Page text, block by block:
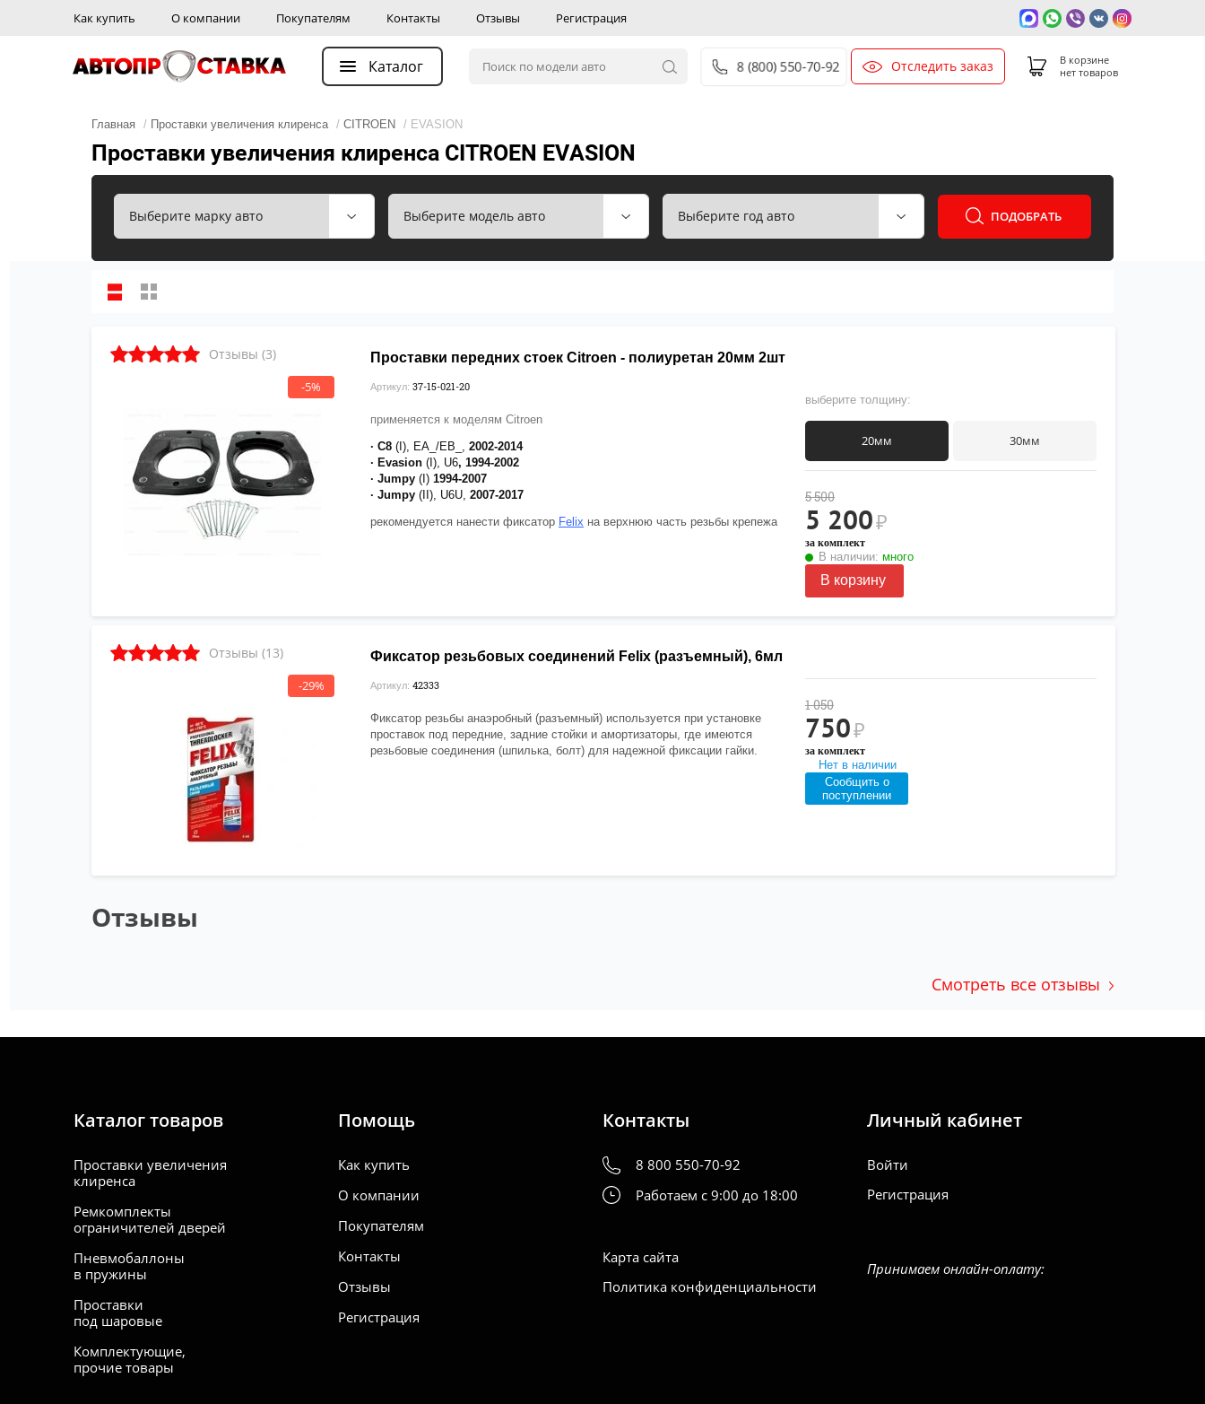
Как купить О компании Покупателям Контакты Отзывы Регистрация
Каталог 8 (800) 550-70-92 Отследить заказ
В корзине
нет товаров
Главная / Проставки увеличения клиренса / CITROEN / EVASION
Проставки увеличения клиренса CITROEN EVASION
ПОДОБРАТЬ
Отзывы (3)
-5%
Проставки передних стоек Citroen - полиуретан 20мм 2шт
Артикул: 37-15-021-20
применяется к моделям Citroen
· C8 (I), EA_/EB_, 2002-2014
· Evasion (I), U6, 1994-2002
· Jumpy (I) 1994-2007
· Jumpy (II), U6U, 2007-2017
рекомендуется нанести фиксатор Felix на верхнюю часть резьбы крепежа
выберите толщину:
20мм 30мм
5 500
5 200₽
за комплект
В наличии: много
В корзину
Отзывы (13)
-29%
Фиксатор резьбовых соединений Felix (разъемный), 6мл
Артикул: 42333
Фиксатор резьбы анаэробный (разъемный) используется при установке
проставок под передние, задние стойки и амортизаторы, где имеются
резьбовые соединения (шпилька, болт) для надежной фиксации гайки.
1 050
750₽
за комплект
Нет в наличии
Сообщить о
поступлении
Отзывы
Смотреть все отзывы
Каталог товаров
Проставки увеличения
клиренса
Ремкомплекты
ограничителей дверей
Пневмобаллоны
в пружины
Проставки
под шаровые
Комплектующие,
прочие товары
Помощь
Как купить
О компании
Покупателям
Контакты
Отзывы
Регистрация
Контакты
8 800 550-70-92
Работаем с 9:00 до 18:00
Карта сайта
Политика конфиденциальности
Личный кабинет
Войти
Регистрация
Принимаем онлайн-оплату: